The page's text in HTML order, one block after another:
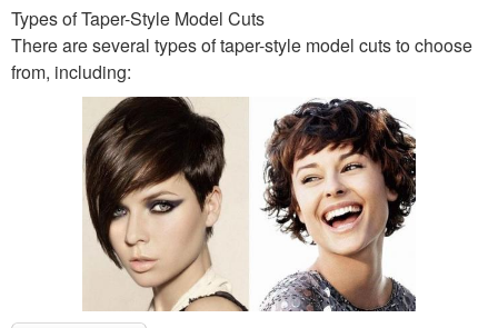
Types of Taper-Style Model Cuts
There are several types of taper-style model cuts to choose
from, including: